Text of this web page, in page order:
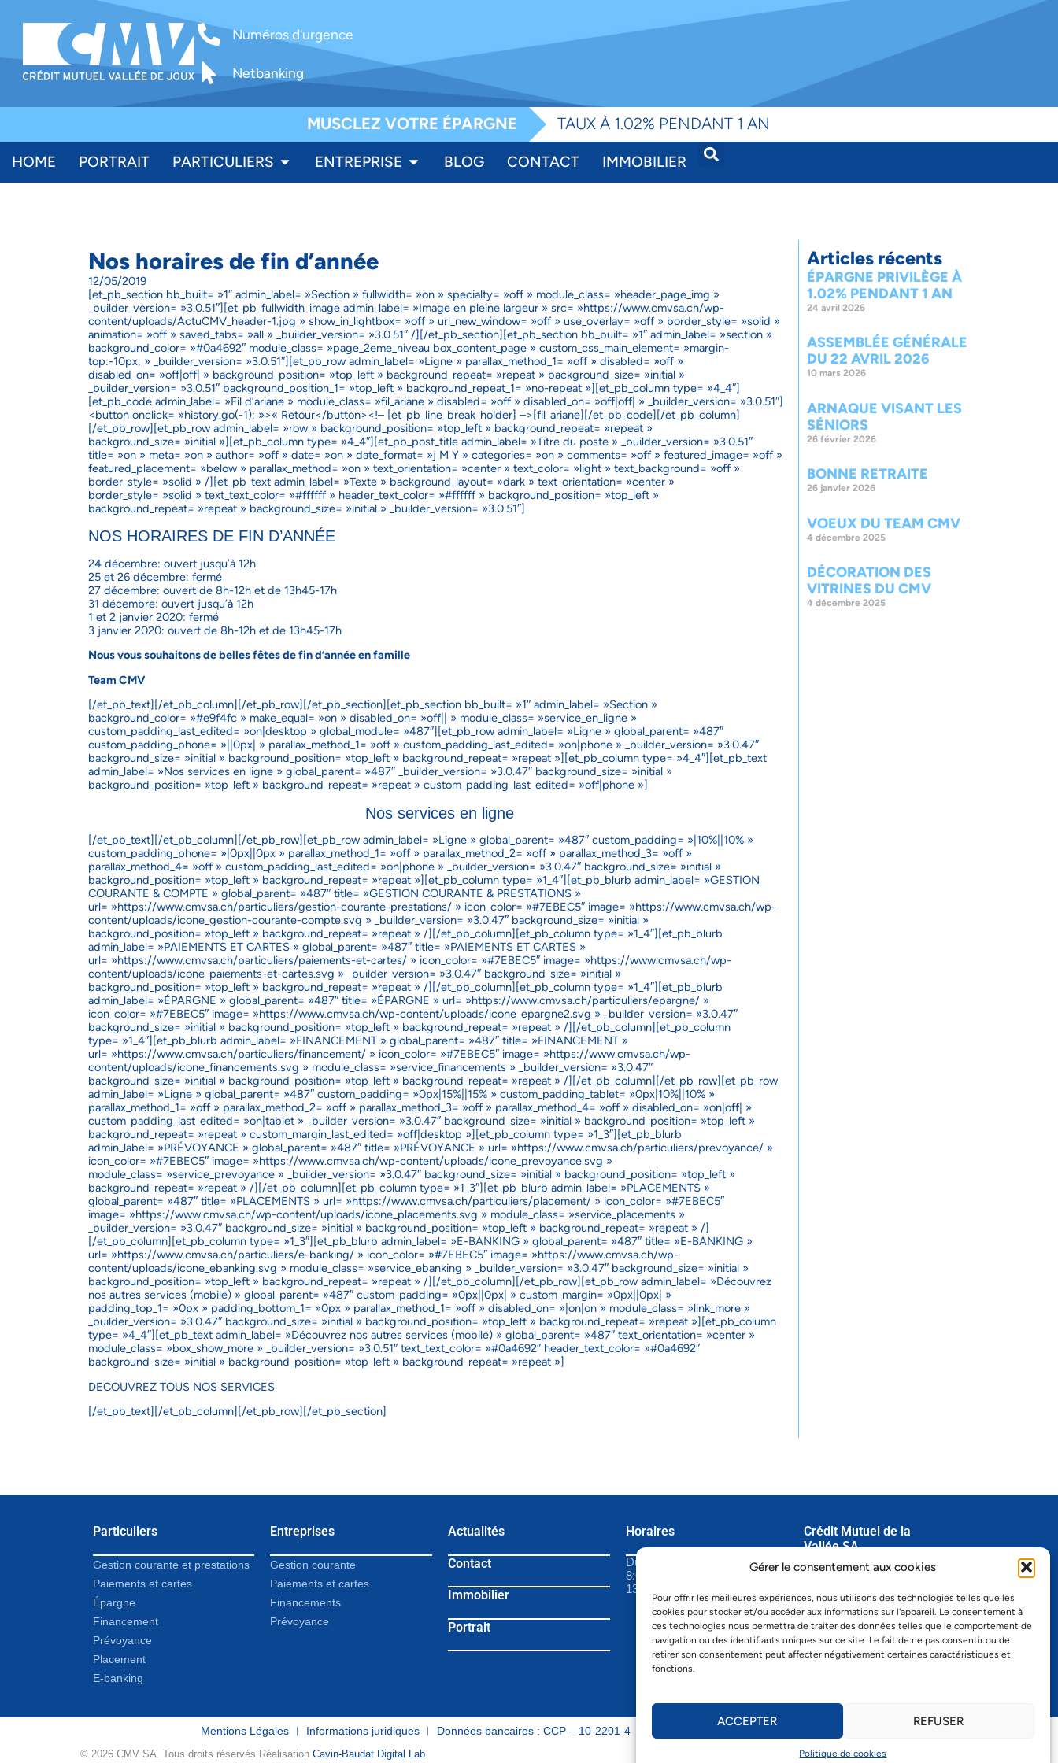
Gérer le consentement aux cookies
Pour offrir les meilleures expériences, nous utilisons des technologies telles que les
cookies pour stocker et/ou accéder aux informations sur l'appareil. Le consentement à
ces technologies nous permettra de traiter des données telles que le comportement de
navigation ou des identifiants uniques sur ce site. Le fait de ne pas consentir ou de
retirer son consentement peut affecter négativement certaines caractéristiques et
fonctions.
ACCEPTER REFUSER
Politique de cookies
Numéros d'urgence
Netbanking
MUSCLEZ VOTRE ÉPARGNE TAUX À 1.02% PENDANT 1 AN
HOME PORTRAIT PARTICULIERS ENTREPRISE BLOG CONTACT IMMOBILIER
Nos horaires de fin d’année
12/05/2019
[et_pb_section bb_built= »1″ admin_label= »Section » fullwidth= »on » specialty= »off » module_class= »header_page_img »
_builder_version= »3.0.51″][et_pb_fullwidth_image admin_label= »Image en pleine largeur » src= »https://www.cmvsa.ch/wp-
content/uploads/ActuCMV_header-1.jpg » show_in_lightbox= »off » url_new_window= »off » use_overlay= »off » border_style= »solid »
animation= »off » saved_tabs= »all » _builder_version= »3.0.51″ /][/et_pb_section][et_pb_section bb_built= »1″ admin_label= »section »
background_color= »#0a4692″ module_class= »page_2eme_niveau box_content_page » custom_css_main_element= »margin-
top:-10px; » _builder_version= »3.0.51″][et_pb_row admin_label= »Ligne » parallax_method_1= »off » disabled= »off »
disabled_on= »off|off| » background_position= »top_left » background_repeat= »repeat » background_size= »initial »
_builder_version= »3.0.51″ background_position_1= »top_left » background_repeat_1= »no-repeat »][et_pb_column type= »4_4″]
[et_pb_code admin_label= »Fil d’ariane » module_class= »fil_ariane » disabled= »off » disabled_on= »off|off| » _builder_version= »3.0.51″]
<button onclick= »history.go(-1); »>« Retour</button><!– [et_pb_line_break_holder] –>[fil_ariane][/et_pb_code][/et_pb_column]
[/et_pb_row][et_pb_row admin_label= »row » background_position= »top_left » background_repeat= »repeat »
background_size= »initial »][et_pb_column type= »4_4″][et_pb_post_title admin_label= »Titre du poste » _builder_version= »3.0.51″
title= »on » meta= »on » author= »off » date= »on » date_format= »j M Y » categories= »on » comments= »off » featured_image= »off »
featured_placement= »below » parallax_method= »on » text_orientation= »center » text_color= »light » text_background= »off »
border_style= »solid » /][et_pb_text admin_label= »Texte » background_layout= »dark » text_orientation= »center »
border_style= »solid » text_text_color= »#ffffff » header_text_color= »#ffffff » background_position= »top_left »
background_repeat= »repeat » background_size= »initial » _builder_version= »3.0.51″]
NOS HORAIRES DE FIN D’ANNÉE
24 décembre: ouvert jusqu’à 12h
25 et 26 décembre: fermé
27 décembre: ouvert de 8h-12h et de 13h45-17h
31 décembre: ouvert jusqu’à 12h
1 et 2 janvier 2020: fermé
3 janvier 2020: ouvert de 8h-12h et de 13h45-17h
Nous vous souhaitons de belles fêtes de fin d’année en famille
Team CMV
[/et_pb_text][/et_pb_column][/et_pb_row][/et_pb_section][et_pb_section bb_built= »1″ admin_label= »Section »
background_color= »#e9f4fc » make_equal= »on » disabled_on= »off|| » module_class= »service_en_ligne »
custom_padding_last_edited= »on|desktop » global_module= »487″][et_pb_row admin_label= »Ligne » global_parent= »487″
custom_padding_phone= »||0px| » parallax_method_1= »off » custom_padding_last_edited= »on|phone » _builder_version= »3.0.47″
background_size= »initial » background_position= »top_left » background_repeat= »repeat »][et_pb_column type= »4_4″][et_pb_text
admin_label= »Nos services en ligne » global_parent= »487″ _builder_version= »3.0.47″ background_size= »initial »
background_position= »top_left » background_repeat= »repeat » custom_padding_last_edited= »off|phone »]
Nos services en ligne
[/et_pb_text][/et_pb_column][/et_pb_row][et_pb_row admin_label= »Ligne » global_parent= »487″ custom_padding= »|10%||10% »
custom_padding_phone= »|0px||0px » parallax_method_1= »off » parallax_method_2= »off » parallax_method_3= »off »
parallax_method_4= »off » custom_padding_last_edited= »on|phone » _builder_version= »3.0.47″ background_size= »initial »
background_position= »top_left » background_repeat= »repeat »][et_pb_column type= »1_4″][et_pb_blurb admin_label= »GESTION
COURANTE & COMPTE » global_parent= »487″ title= »GESTION COURANTE & PRESTATIONS »
url= »https://www.cmvsa.ch/particuliers/gestion-courante-prestations/ » icon_color= »#7EBEC5″ image= »https://www.cmvsa.ch/wp-
content/uploads/icone_gestion-courante-compte.svg » _builder_version= »3.0.47″ background_size= »initial »
background_position= »top_left » background_repeat= »repeat » /][/et_pb_column][et_pb_column type= »1_4″][et_pb_blurb
admin_label= »PAIEMENTS ET CARTES » global_parent= »487″ title= »PAIEMENTS ET CARTES »
url= »https://www.cmvsa.ch/particuliers/paiements-et-cartes/ » icon_color= »#7EBEC5″ image= »https://www.cmvsa.ch/wp-
content/uploads/icone_paiements-et-cartes.svg » _builder_version= »3.0.47″ background_size= »initial »
background_position= »top_left » background_repeat= »repeat » /][/et_pb_column][et_pb_column type= »1_4″][et_pb_blurb
admin_label= »ÉPARGNE » global_parent= »487″ title= »ÉPARGNE » url= »https://www.cmvsa.ch/particuliers/epargne/ »
icon_color= »#7EBEC5″ image= »https://www.cmvsa.ch/wp-content/uploads/icone_epargne2.svg » _builder_version= »3.0.47″
background_size= »initial » background_position= »top_left » background_repeat= »repeat » /][/et_pb_column][et_pb_column
type= »1_4″][et_pb_blurb admin_label= »FINANCEMENT » global_parent= »487″ title= »FINANCEMENT »
url= »https://www.cmvsa.ch/particuliers/financement/ » icon_color= »#7EBEC5″ image= »https://www.cmvsa.ch/wp-
content/uploads/icone_financements.svg » module_class= »service_financements » _builder_version= »3.0.47″
background_size= »initial » background_position= »top_left » background_repeat= »repeat » /][/et_pb_column][/et_pb_row][et_pb_row
admin_label= »Ligne » global_parent= »487″ custom_padding= »0px|15%||15% » custom_padding_tablet= »0px|10%||10% »
parallax_method_1= »off » parallax_method_2= »off » parallax_method_3= »off » parallax_method_4= »off » disabled_on= »on|off| »
custom_padding_last_edited= »on|tablet » _builder_version= »3.0.47″ background_size= »initial » background_position= »top_left »
background_repeat= »repeat » custom_margin_last_edited= »off|desktop »][et_pb_column type= »1_3″][et_pb_blurb
admin_label= »PRÉVOYANCE » global_parent= »487″ title= »PRÉVOYANCE » url= »https://www.cmvsa.ch/particuliers/prevoyance/ »
icon_color= »#7EBEC5″ image= »https://www.cmvsa.ch/wp-content/uploads/icone_prevoyance.svg »
module_class= »service_prevoyance » _builder_version= »3.0.47″ background_size= »initial » background_position= »top_left »
background_repeat= »repeat » /][/et_pb_column][et_pb_column type= »1_3″][et_pb_blurb admin_label= »PLACEMENTS »
global_parent= »487″ title= »PLACEMENTS » url= »https://www.cmvsa.ch/particuliers/placement/ » icon_color= »#7EBEC5″
image= »https://www.cmvsa.ch/wp-content/uploads/icone_placements.svg » module_class= »service_placements »
_builder_version= »3.0.47″ background_size= »initial » background_position= »top_left » background_repeat= »repeat » /]
[/et_pb_column][et_pb_column type= »1_3″][et_pb_blurb admin_label= »E-BANKING » global_parent= »487″ title= »E-BANKING »
url= »https://www.cmvsa.ch/particuliers/e-banking/ » icon_color= »#7EBEC5″ image= »https://www.cmvsa.ch/wp-
content/uploads/icone_ebanking.svg » module_class= »service_ebanking » _builder_version= »3.0.47″ background_size= »initial »
background_position= »top_left » background_repeat= »repeat » /][/et_pb_column][/et_pb_row][et_pb_row admin_label= »Découvrez
nos autres services (mobile) » global_parent= »487″ custom_padding= »0px||0px| » custom_margin= »0px||0px| »
padding_top_1= »0px » padding_bottom_1= »0px » parallax_method_1= »off » disabled_on= »|on|on » module_class= »link_more »
_builder_version= »3.0.47″ background_size= »initial » background_position= »top_left » background_repeat= »repeat »][et_pb_column
type= »4_4″][et_pb_text admin_label= »Découvrez nos autres services (mobile) » global_parent= »487″ text_orientation= »center »
module_class= »box_show_more » _builder_version= »3.0.51″ text_text_color= »#0a4692″ header_text_color= »#0a4692″
background_size= »initial » background_position= »top_left » background_repeat= »repeat »]
DECOUVREZ TOUS NOS SERVICES
[/et_pb_text][/et_pb_column][/et_pb_row][/et_pb_section]
Articles récents
ÉPARGNE PRIVILÈGE À
1.02% PENDANT 1 AN
24 avril 2026
ASSEMBLÉE GÉNÉRALE
DU 22 AVRIL 2026
10 mars 2026
ARNAQUE VISANT LES
SÉNIORS
26 février 2026
BONNE RETRAITE
26 janvier 2026
VOEUX DU TEAM CMV
4 décembre 2025
DÉCORATION DES
VITRINES DU CMV
4 décembre 2025
Particuliers
Gestion courante et prestations
Paiements et cartes
Épargne
Financement
Prévoyance
Placement
E-banking
Entreprises
Gestion courante
Paiements et cartes
Financements
Prévoyance
Actualités
Contact
Immobilier
Portrait
Horaires
Du lundi au vendredi
8:00 – 12:00
13:45 – 17:00
Crédit Mutuel de la
Vallée SA
Grand-Rue 22
Tél.021 845 15 00
Fax 021 845 15 01
info@cmvsa.ch
Mentions Légales ︱ Informations juridiques ︱ Données bancaires : CCP – 10-2201-4 ︱ Clearing – 6180 ︱ Swift – RBABCH22180
© 2026 CMV SA. Tous droits réservés. Réalisation Cavin-Baudat Digital Lab.